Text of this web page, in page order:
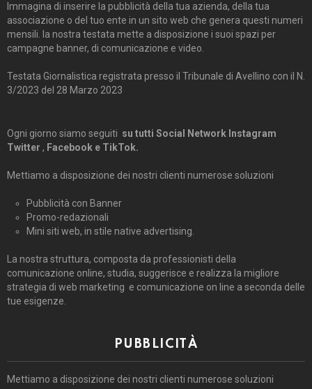
Immagina di inserire la pubblicità della tua azienda, della tua
associazione o del tuo ente in un sito web che genera questi numeri
mensili. la nostra testata mette a disposizione i suoi spazi per
campagne banner, di comunicazione e video.
Testata Giornalistica registrata presso il Tribunale di Avellino con il N.
3/2023 del 28 Marzo 2023
Ogni giorno siamo seguiti su tutti Social Network Instagram
Twitter , Facebook e TikTok.
Mettiamo a disposizione dei nostri clienti numerose soluzioni
Pubblicità con Banner
Promo-redazionali
Mini siti web, in stile native advertising.
La nostra struttura, composta da professionisti della
comunicazione online, studia, suggerisce e realizza la migliore
strategia di web marketing e comunicazione on line a seconda delle
tue esigenze.
PUBBLICITÀ
Mettiamo a disposizione dei nostri clienti numerose soluzioni